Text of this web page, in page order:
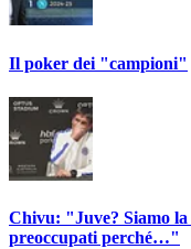
Il poker dei "campioni"
Chivu: "Juve? Siamo
preoccupati perché…"